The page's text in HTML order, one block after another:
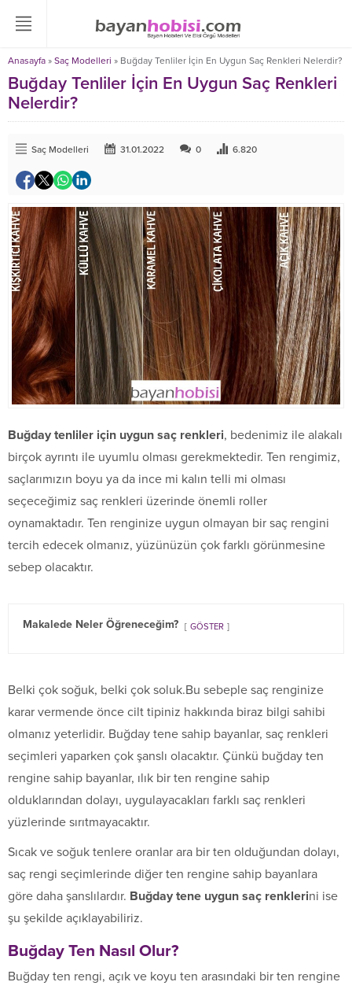
Anasayfa » Saç Modelleri » Buğday Tenliler İçin En Uygun Saç Renkleri Nelerdir?
Buğday Tenliler İçin En Uygun Saç Renkleri
Nelerdir?
Saç Modelleri 31.01.2022 0 6.820
Buğday tenliler için uygun saç renkleri, bedenimiz ile alakalı
birçok ayrıntı ile uyumlu olması gerekmektedir. Ten rengimiz,
saçlarımızın boyu ya da ince mi kalın telli mi olması
seçeceğimiz saç renkleri üzerinde önemli roller
oynamaktadır. Ten renginize uygun olmayan bir saç rengini
tercih edecek olmanız, yüzünüzün çok farklı görünmesine
sebep olacaktır.
Makalede Neler Öğreneceğim? GÖSTER
Belki çok soğuk, belki çok soluk.Bu sebeple saç renginize
karar vermende önce cilt tipiniz hakkında biraz bilgi sahibi
olmanız yeterlidir. Buğday tene sahip bayanlar, saç renkleri
seçimleri yaparken çok şanslı olacaktır. Çünkü buğday ten
rengine sahip bayanlar, ılık bir ten rengine sahip
olduklarından dolayı, uygulayacakları farklı saç renkleri
yüzlerinde sırıtmayacaktır.
Sıcak ve soğuk tenlere oranlar ara bir ten olduğundan dolayı,
saç rengi seçimlerinde diğer ten rengine sahip bayanlara
göre daha şanslılardır. Buğday tene uygun saç renklerini ise
şu şekilde açıklayabiliriz.
Buğday Ten Nasıl Olur?
Buğday ten rengi, açık ve koyu ten arasındaki bir ten rengine